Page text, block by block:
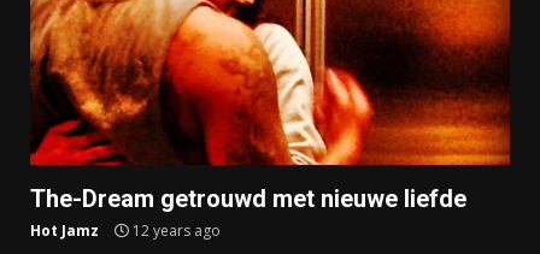
The-Dream getrouwd met nieuwe liefde
Hot Jamz 12 years ago